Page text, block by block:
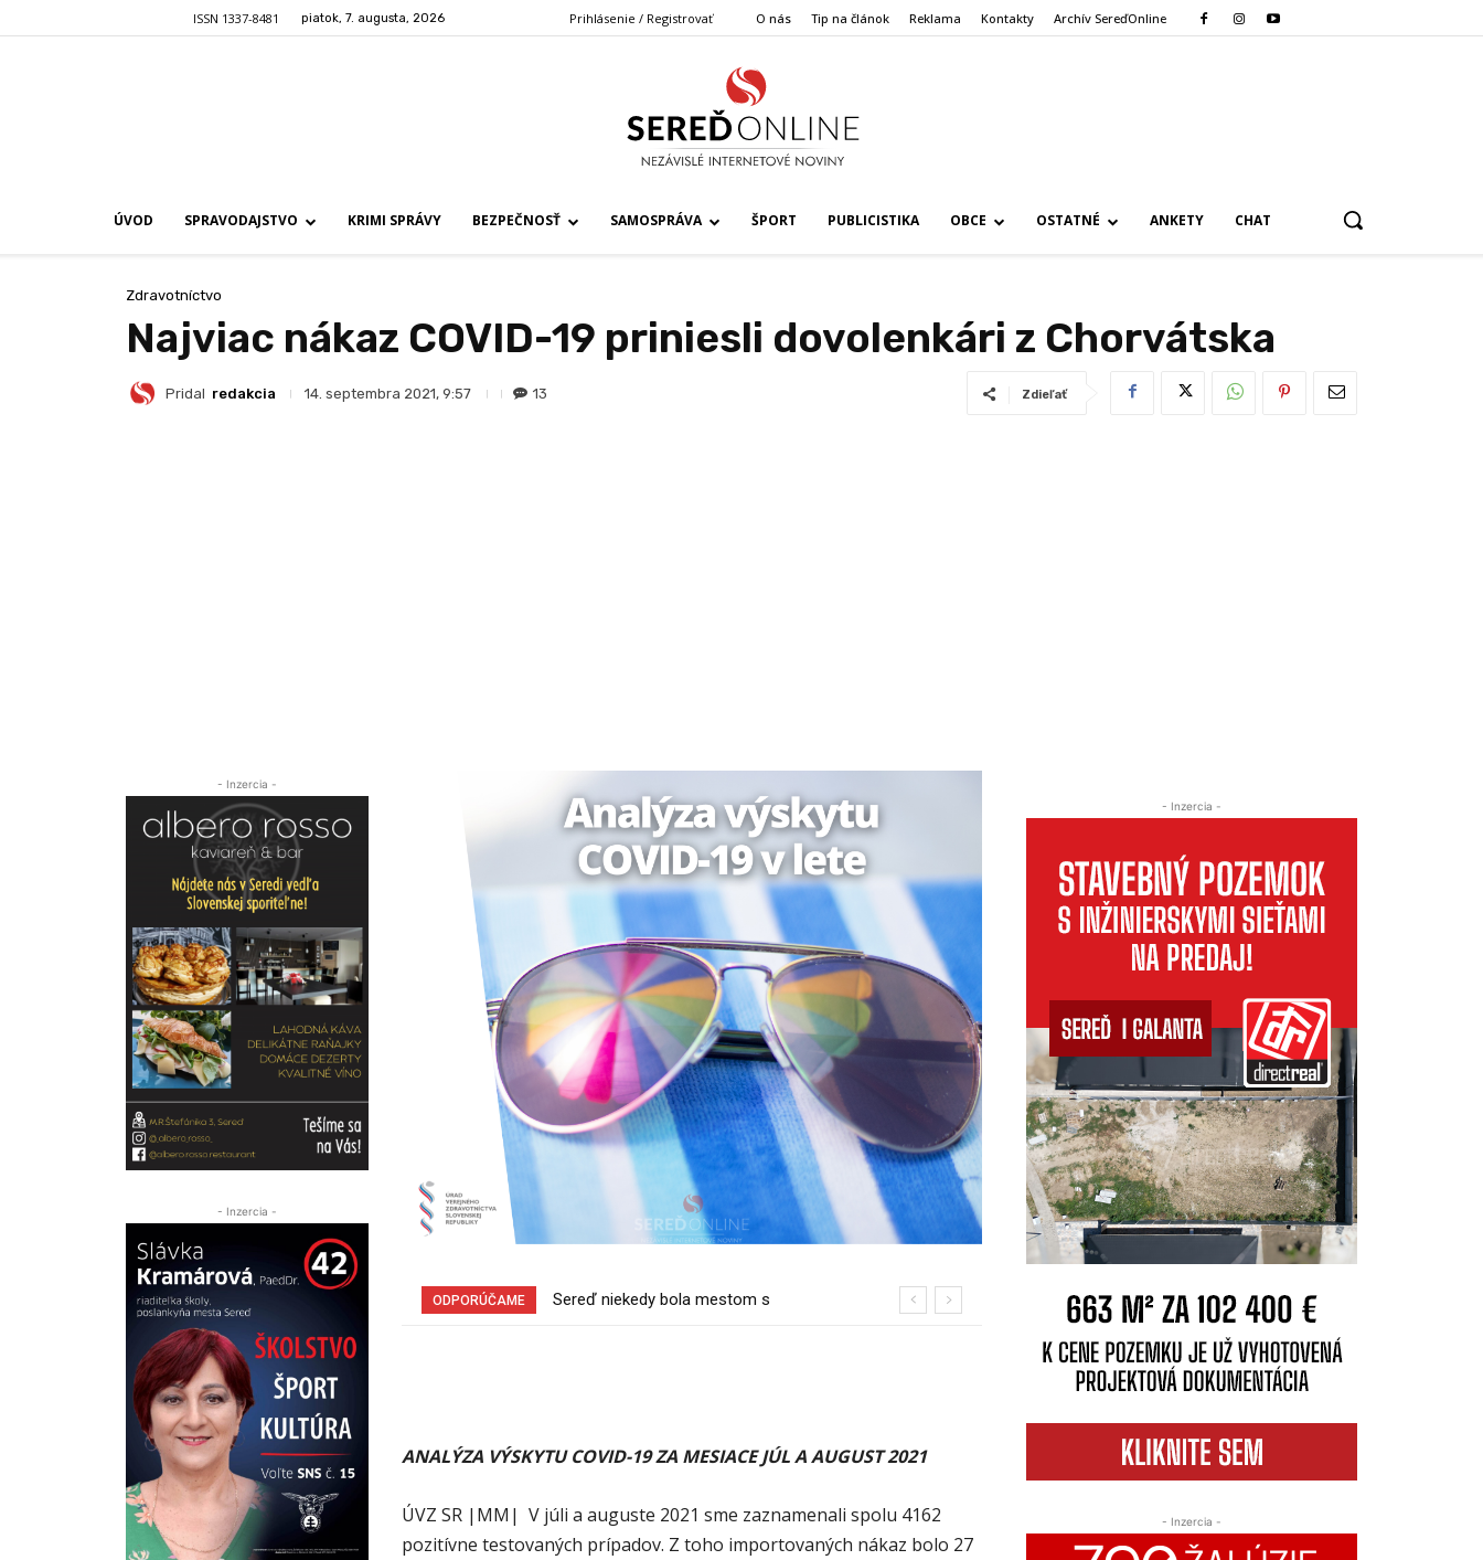
ISSN 1337-8481 piatok, 7. augusta, 2026 Prihlásenie / Registrovať O nás Tip na článok Reklama Kontakty Archív SereďOnline
ÚVOD SPRAVODAJSTVO KRIMI SPRÁVY BEZPEČNOSŤ SAMOSPRÁVA ŠPORT PUBLICISTIKA OBCE OSTATNÉ ANKETY CHAT
Zdravotníctvo
Najviac nákaz COVID-19 priniesli dovolenkári z Chorvátska
Pridal redakcia 14. septembra 2021, 9:57 13 Zdieľať
- Inzercia -
- Inzercia -
ODPORÚČAME
Sereď niekedy bola mestom s
Pri venčení na Jesenského ulici mal
ANALÝZA VÝSKYTU COVID-19 ZA MESIACE JÚL A AUGUST 2021
ÚVZ SR |MM| V júli a auguste 2021 sme zaznamenali spolu 4162
pozitívne testovaných prípadov. Z toho importovaných nákaz bolo 27
- Inzercia -
- Inzercia -